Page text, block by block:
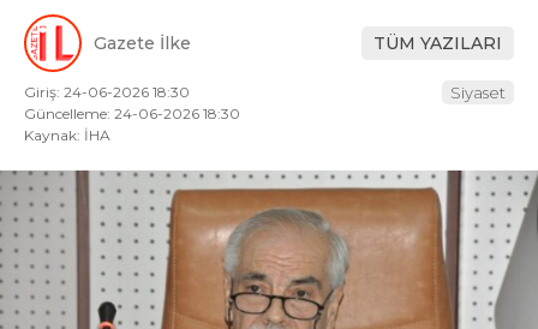
Gazete İlke TÜM YAZILARI
Giriş: 24-06-2026 18:30
Güncelleme: 24-06-2026 18:30
Kaynak: İHA
Siyaset